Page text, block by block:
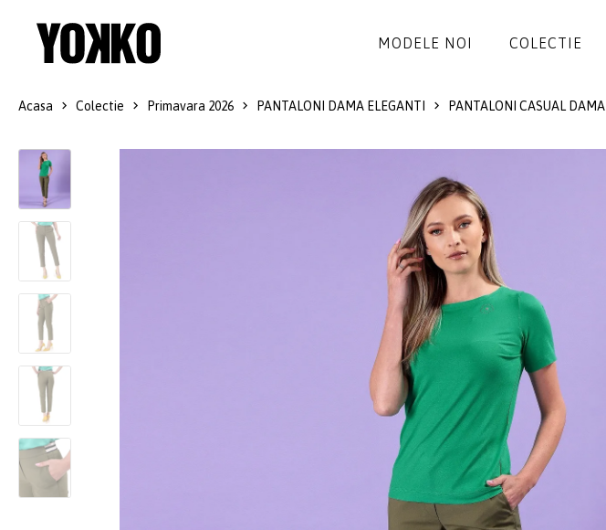
MODELE NOI COLECTIE
LITTLE BLACK DRESS
ROCHII LUNGI
ROCHII DE DANTELA
COSTUME DAMA
IDEI DE CADOURI
SACOURI
JACHETE
FUSTE
PANTALONI
BLUZE
PANTALONI
ACCESORII
Acasa Colectie Primavara 2026 PANTALONI DAMA ELEGANTI PANTALONI CASUAL DAMA